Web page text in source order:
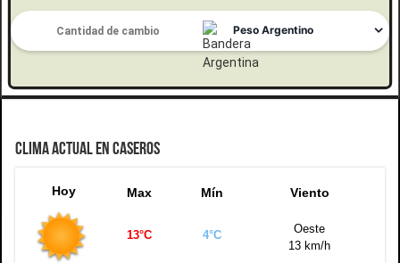
CLIMA ACTUAL EN CASEROS
Hoy Max Mín Viento
13°C 4°C
Oeste
13 km/h